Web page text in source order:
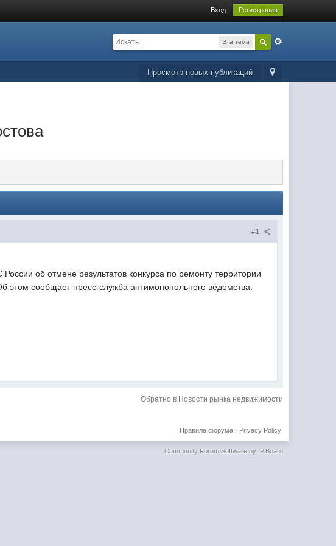
Вход Регистрация
Эта тема
Просмотр новых публикаций
#1
об отмене результатов конкурса по ремонту территории
этом сообщает пресс-служба антимонопольного ведомства.
Обратно в Новости рынка недвижимости
Privacy Policy
Правила форума·
Community Forum Software by IP.Board